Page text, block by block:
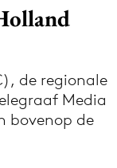
Adformatie
de regionale
Media
bovenop de